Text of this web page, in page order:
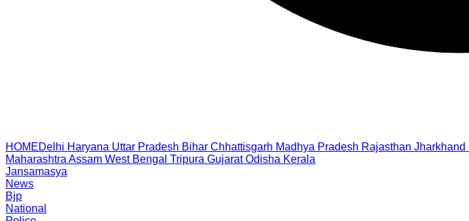
HOMEDelhi Haryana Uttar Pradesh Bihar Chhattisgarh Madhya Pradesh Rajasthan Jharkhand
Maharashtra Assam West Bengal Tripura Gujarat Odisha Kerala
Jansamasya
News
Bjp
National